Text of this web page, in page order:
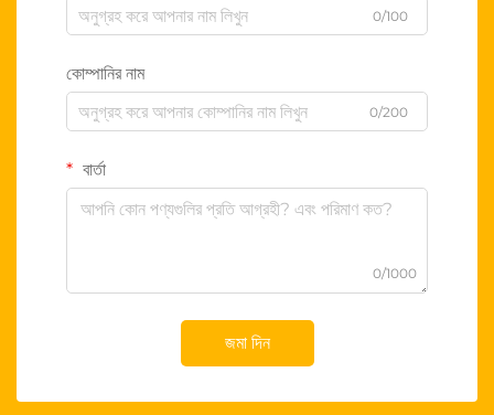
0/100
কোম্পানির নাম
0/200
বার্তা
0/1000
জমা দিন